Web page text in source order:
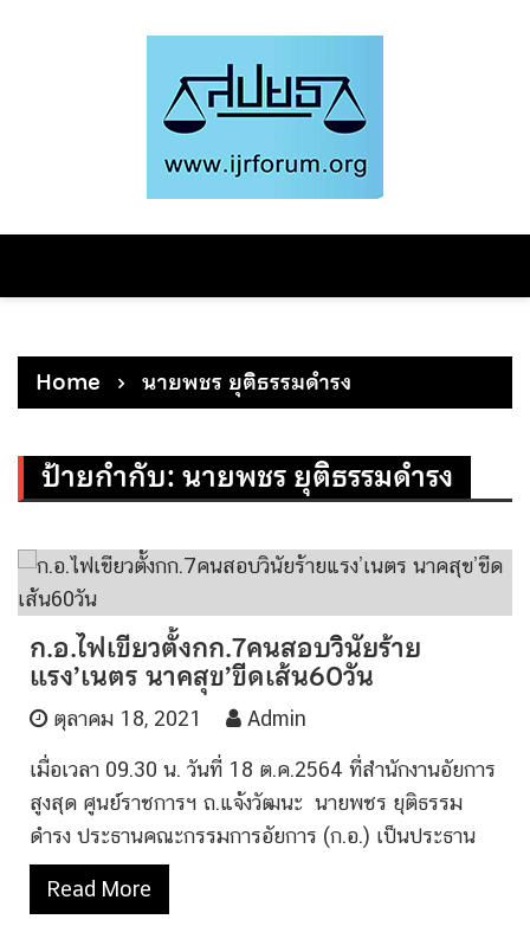
Home นายพชร ยุติธรรมดำรง
ป้ายกำกับ:นายพชร ยุติธรรมดำรง
ก.อ.ไฟเขียวตั้งกก.7คนสอบวินัยร้าย
แรง’เนตร นาคสุข’ขีดเส้น60วัน
ตุลาคม 18, 2021 Admin
เมื่อเวลา 09.30 น. วันที่ 18 ต.ค.2564 ที่สำนักงานอัยการ
สูงสุด ศูนย์ราชการฯ ถ.แจ้งวัฒนะ นายพชร ยุติธรรม
ดำรง ประธานคณะกรรมการอัยการ (ก.อ.) เป็นประธาน
Read More